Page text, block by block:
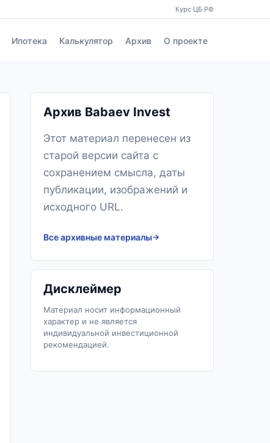
Курс ЦБ РФ
Ипотека Калькулятор Архив О проекте
Архив Babaev Invest
Этот материал перенесен из
старой версии сайта с
сохранением смысла, даты
публикации, изображений и
исходного URL.
Все архивные материалы
Дисклеймер
Материал носит информационный
характер и не является
индивидуальной инвестиционной
рекомендацией.